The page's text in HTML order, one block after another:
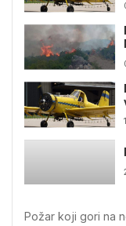
Požar koji gori na